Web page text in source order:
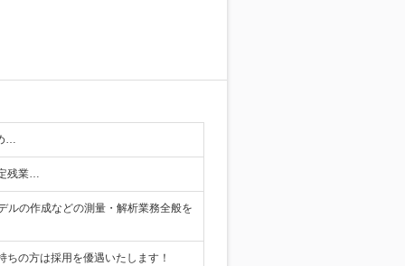
…
残業…
ルの作成などの測量・解析業務全般を
の方は採用を優遇いたします！